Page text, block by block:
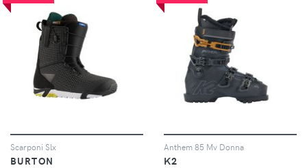
Scarponi Slx
BURTON
Anthem 85 Mv Donna
K2